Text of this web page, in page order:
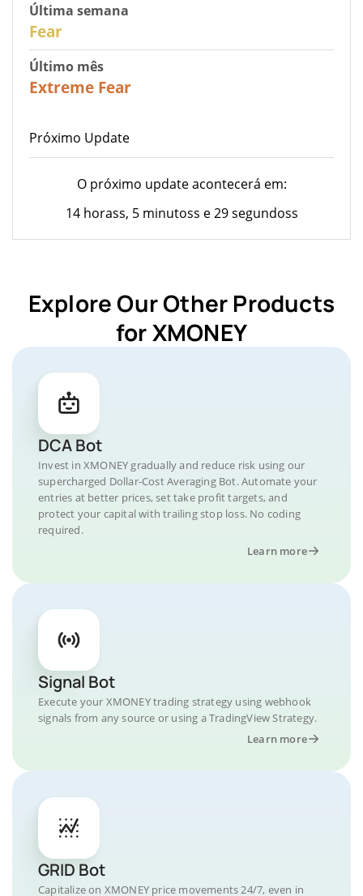
Última semana
Fear
Último mês
Extreme Fear
Próximo Update
O próximo update acontecerá em:
14 horass, 5 minutoss e 29 segundoss
Explore Our Other Products
for XMONEY
DCA Bot
Invest in XMONEY gradually and reduce risk using our
supercharged Dollar-Cost Averaging Bot. Automate your
entries at better prices, set take profit targets, and
protect your capital with trailing stop loss. No coding
required.
Learn more
Signal Bot
Execute your XMONEY trading strategy using webhook
signals from any source or using a TradingView Strategy.
Learn more
GRID Bot
Capitalize on XMONEY price movements 24/7, even in